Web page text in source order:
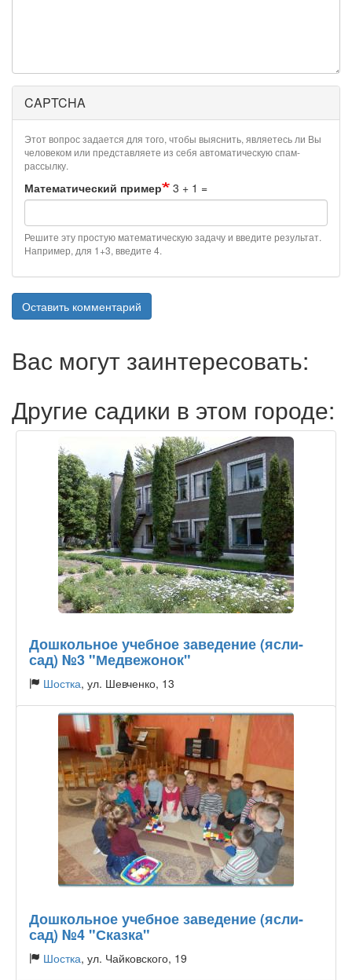
CAPTCHA
Этот вопрос задается для того, чтобы выяснить, являетесь ли Вы
человеком или представляете из себя автоматическую спам-
рассылку.
Математический пример 3 + 1 =
Решите эту простую математическую задачу и введите результат.
Например, для 1+3, введите 4.
Оставить комментарий
Вас могут заинтересовать:
Другие садики в этом городе:
Дошкольное учебное заведение (ясли-
сад) №3 "Медвежонок"
Шостка, ул. Шевченко, 13
Тип садика: Государственный
Дошкольное учебное заведение (ясли-
сад) №4 "Сказка"
Шостка, ул. Чайковского, 19